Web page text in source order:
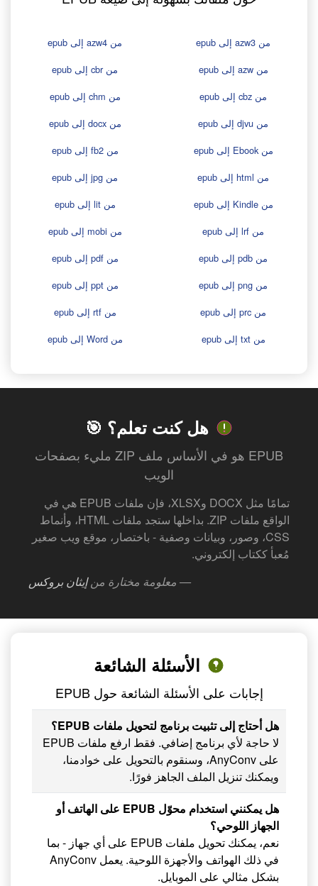
من azw3 إلى epub
من azw4 إلى epub
من azw إلى epub
من cbr إلى epub
من cbz إلى epub
من chm إلى epub
من djvu إلى epub
من docx إلى epub
من Ebook إلى epub
من fb2 إلى epub
من html إلى epub
من jpg إلى epub
من Kindle إلى epub
من lit إلى epub
من lrf إلى epub
من mobi إلى epub
من pdb إلى epub
من pdf إلى epub
من png إلى epub
من ppt إلى epub
من prc إلى epub
من rtf إلى epub
من txt إلى epub
من Word إلى epub
هل كنت تعلم؟ 🎯
EPUB هو في الأساس ملف ZIP مليء بصفحات
الويب
تمامًا مثل DOCX وXLSX، فإن ملفات EPUB هي في
الواقع ملفات ZIP. بداخلها ستجد ملفات HTML، وأنماط
CSS، وصور، وبيانات وصفية - باختصار، موقع ويب صغير
مُعبأ ككتاب إلكتروني.
— معلومة مختارة منإيثان بروكس
الأسئلة الشائعة
إجابات على الأسئلة الشائعة حول EPUB
هل أحتاج إلى تثبيت برنامج لتحويل ملفات EPUB؟
لا حاجة لأي برنامج إضافي. فقط ارفع ملفات EPUB
على AnyConv، وسنقوم بالتحويل على خوادمنا،
ويمكنك تنزيل الملف الجاهز فورًا.
هل يمكنني استخدام محوّل EPUB على الهاتف أو
الجهاز اللوحي؟
نعم، يمكنك تحويل ملفات EPUB على أي جهاز - بما
في ذلك الهواتف والأجهزة اللوحية. يعمل AnyConv
بشكل مثالي على الموبايل.